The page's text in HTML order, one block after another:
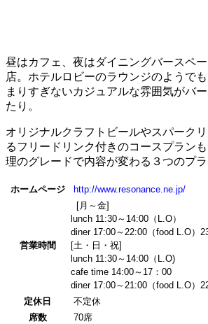
昼はカフェ、夜はダイニングバースペ
店。ホテルロビーのラウンジのようで
まりすぎないカジュアルな雰囲気がバ
たり。
オリジナルクラフトビールやスパーク
るフリードリンク付きのコースプラン
理のグレードで内容が変わる３つのプラ
ホームページ http://www.resonance.ne.jp/
営業時間
[月～金]
lunch 11:30～14:00（L.O）
diner 17:00～22:00（food L.O）
[土・日・祝]
lunch 11:30～14:00（L.O)
cafe time 14:00～17：00
diner 17:00～21:00（food L.O）
定休日
不定休
席数
70席